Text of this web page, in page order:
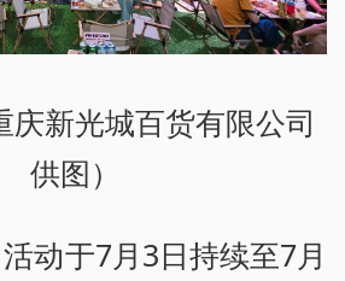
庆新光城百货有限公司
供图）
动于7月3日持续至7月